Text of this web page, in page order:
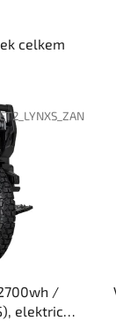
celkem
/
elektrická